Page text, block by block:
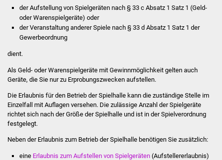
Wahlen
Stadtinfo
Partnerstädte
Projekte
der Aufstellung von Spielgeräten nach § 33 c Absatz 1 Satz 1 (Geld-
oder Warenspielgeräte) oder
der Veranstaltung anderer Spiele nach § 33 d Absatz 1 Satz 1 der
Gewerbeordnung
dient.
Als Geld- oder Warenspielgeräte mit Gewinnmöglichkeit gelten auch
Geräte, die Sie nur zu Erprobungszwecken aufstellen.
Die Erlaubnis für den Betrieb der Spielhalle kann die zuständige Stelle im
Einzelfall mit Auflagen versehen. Die zulässige Anzahl der Spielgeräte
richtet sich nach der Größe der Spielhalle und ist in der Spielverordnung
festgelegt.
Neben der Erlaubnis zum Betrieb der Spielhalle benötigen Sie zusätzlich:
eine Erlaubnis zum Aufstellen von Spielgeräten(Aufstellererlaubnis)